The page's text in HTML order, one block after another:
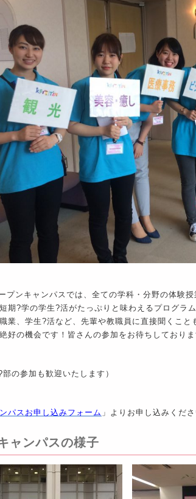
プンキャンパスでは、全ての学科・分野の体験
期?学の学生?活がたっぷりと味わえるプログラ
業、学生?活など、先輩や教職員に直接聞くこ
好の機会です！皆さんの参加をお待ちしておりま
の参加も歓迎いたします）
パスお申し込みフォーム 」よりお申し込みくださ
ャンパスの様子